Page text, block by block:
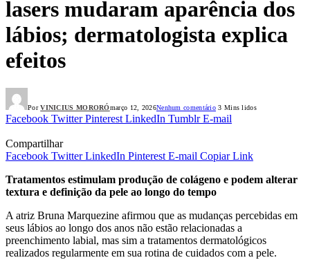
lasers mudaram aparência dos
lábios; dermatologista explica
efeitos
Por VINICIUS MORORÓmarço 12, 2026Nenhum comentário 3 Mins lidos
Facebook Twitter Pinterest LinkedIn Tumblr E-mail
Compartilhar
Facebook Twitter LinkedIn Pinterest E-mail Copiar Link
Tratamentos estimulam produção de colágeno e podem alterar
textura e definição da pele ao longo do tempo
A atriz Bruna Marquezine afirmou que as mudanças percebidas em
seus lábios ao longo dos anos não estão relacionadas a
preenchimento labial, mas sim a tratamentos dermatológicos
realizados regularmente em sua rotina de cuidados com a pele.